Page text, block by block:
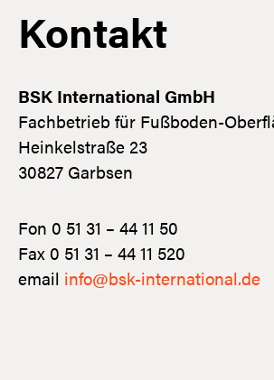
Kontakt
BSK International GmbH
Fachbetrieb für Fußboden-
Heinkelstraße 23
30827 Garbsen
Fon 0 51 31 – 44 11 50
Fax 0 51 31 – 44 11 520
email info@bsk-international.de